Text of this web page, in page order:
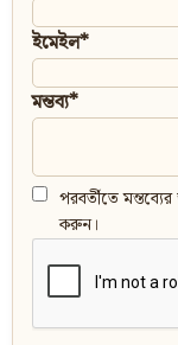
ইমেইল*
মন্তব্য*
পরবর্তীতে
করুন।